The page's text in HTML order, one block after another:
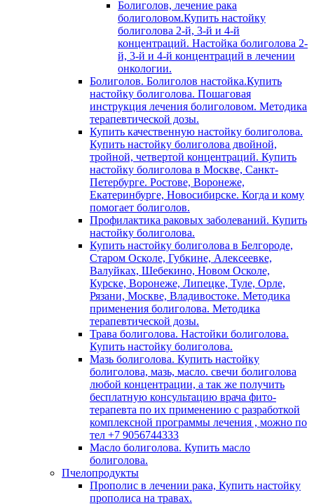
Болиголов, лечение рака
болиголовом.Купить настойку
болиголова 2-й, 3-й и 4-й
концентраций. Настойка болиголова 2-
й, 3-й и 4-й концентраций в лечении
онкологии.
Болиголов. Болиголов настойка.Купить
настойку болиголова. Пошаговая
инструкция лечения болиголовом. Методика
терапевтической дозы.
Купить качественную настойку болиголова.
Купить настойку болиголова двойной,
тройной, четвертой концентраций. Купить
настойку болиголова в Москве, Санкт-
Петербурге. Ростове, Воронеже,
Екатеринбурге, Новосибирске. Когда и кому
помогает болиголов.
Профилактика раковых заболеваний. Купить
настойку болиголова.
Купить настойку болиголова в Белгороде,
Старом Осколе, Губкине, Алексеевке,
Валуйках, Шебекино, Новом Осколе,
Курске, Воронеже, Липецке, Туле, Орле,
Рязани, Москве, Владивостоке. Методика
применения болиголова. Методика
терапевтической дозы.
Трава болиголова. Настойки болиголова.
Купить настойку болиголова.
Мазь болиголова. Купить настойку
болиголова, мазь, масло. свечи болиголова
любой концентрации, а так же получить
бесплатную консультацию врача фито-
терапевта по их применению с разработкой
комплексной программы лечения , можно по
тел +7 9056744333
Масло болиголова. Купить масло
болиголова.
Пчелопродукты
Прополис в лечении рака, Купить настойку
прополиса на травах.